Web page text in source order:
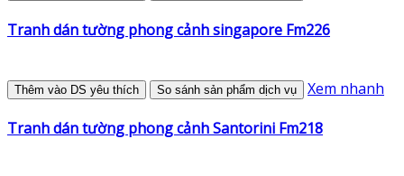
Tranh dán tường phong cảnh singapore Fm226
Thêm vào DS yêu thích So sánh sản phẩm dịch vụ Xem nhanh
Tranh dán tường phong cảnh Santorini Fm218